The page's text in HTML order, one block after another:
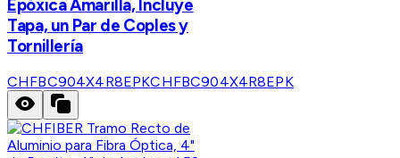
Epóxica Amarilla, Incluye
Tapa, un Par de Coples y
Tornillería
CHFBC904X4R8EPKCHFBC904X4R8EPK